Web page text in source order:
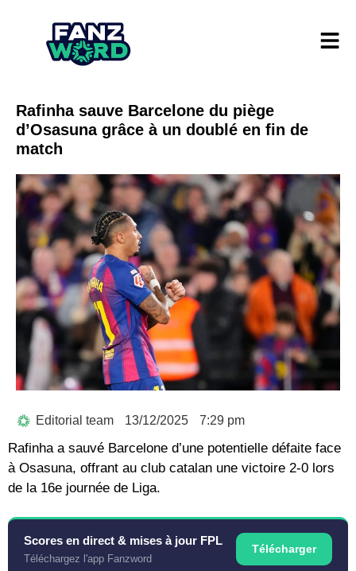
Rafinha sauve Barcelone du piège
d’Osasuna grâce à un doublé en fin de
match
Editorial team 13/12/2025 7:29 pm
Rafinha a sauvé Barcelone d’une potentielle défaite face
à Osasuna, offrant au club catalan une victoire 2-0 lors
de la 16e journée de Liga.
Scores en direct & mises à jour FPL
Téléchargez l'app Fanzword
Télécharger